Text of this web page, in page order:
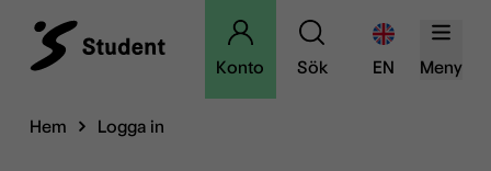
Konto Sök EN Meny
Hem Logga in